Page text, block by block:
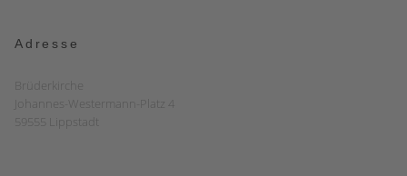
Adresse
Brüderkirche
Johannes-Westermann-Platz 4
59555 Lippstadt